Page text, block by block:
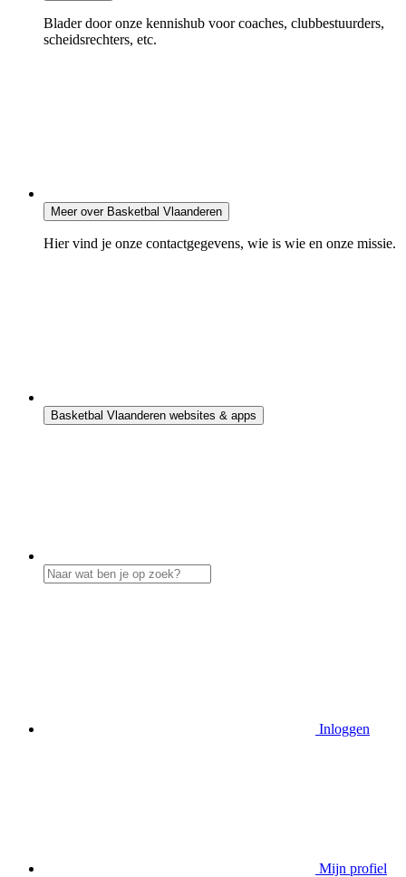
Blader door onze kennishub voor coaches, clubbestuurders,
scheidsrechters, etc.
Meer over Basketbal Vlaanderen
Hier vind je onze contactgegevens, wie is wie en onze missie.
Basketbal Vlaanderen websites & apps
Inloggen
Mijn profiel